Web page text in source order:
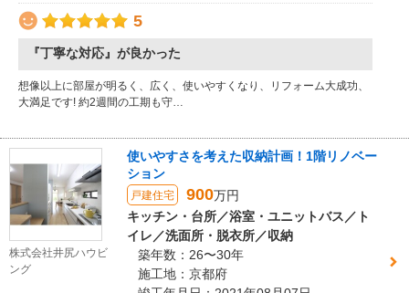
事の支度ができるようになりました。
5
『丁寧な対応』が良かった
想像以上に部屋が明るく、広く、使いやすくなり、リフォーム大成功、
大満足です! 約2週間の工期も守…
株式会社井尻ハウビ
ング
使いやすさを考えた収納計画！1階リノベー
ション
戸建住宅 900万円
キッチン・台所／浴室・ユニットバス／ト
イレ／洗面所・脱衣所／収納
築年数：26〜30年
施工地：京都府